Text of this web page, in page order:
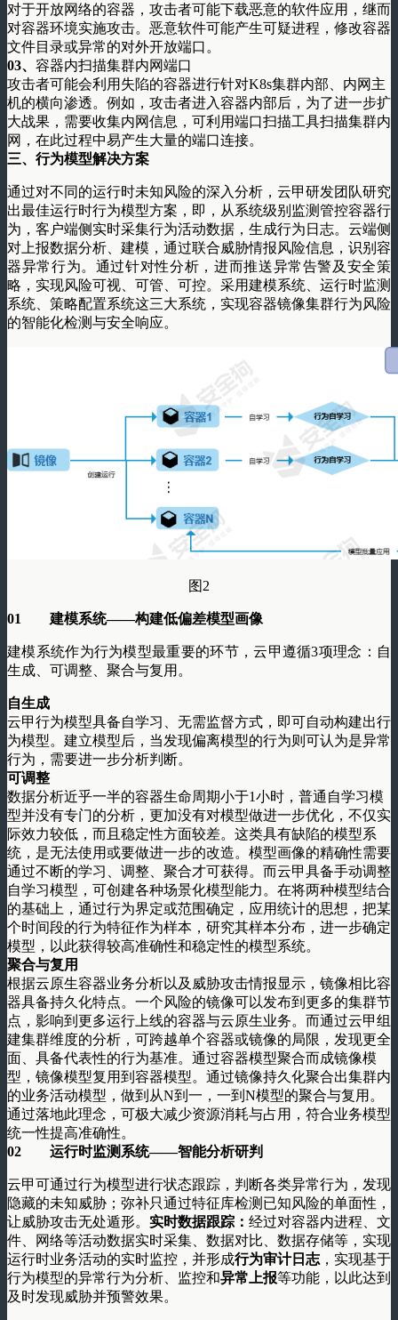
对于开放网络的容器，攻击者可能下载恶意的软件应用，继而
对容器环境实施攻击。恶意软件可能产生可疑进程，修改容器
文件目录或异常的对外开放端口。
03、 容器内扫描集群内网端口
攻击者可能会利用失陷的容器进行针对K8s集群内部、内网主
机的横向渗透。例如，攻击者进入容器内部后，为了进一步扩
大战果，需要收集内网信息，可利用端口扫描工具扫描集群内
网，在此过程中易产生大量的端口连接。
三、 行为模型解决方案
通过对不同的运行时未知风险的深入分析，云甲研发团队研究
出最佳运行时行为模型方案，即，从系统级别监测管控容器行
为，客户端侧实时采集行为活动数据，生成行为日志。云端侧
对上报数据分析、建模，通过联合威胁情报风险信息，识别容
器异常行为。通过针对性分析，进而推送异常告警及安全策
略，实现风险可视、可管、可控。采用建模系统、运行时监测
系统、策略配置系统这三大系统，实现容器镜像集群行为风险
的智能化检测与安全响应。
图2
01 建模系统——构建低偏差模型画像
建模系统作为行为模型最重要的环节，云甲遵循3项理念：自
生成、可调整、聚合与复用。
自生成
云甲行为模型具备自学习、无需监督方式，即可自动构建出行
为模型。建立模型后，当发现偏离模型的行为则可认为是异常
行为，需要进一步分析判断。
可调整
数据分析近乎一半的容器生命周期小于1小时，普通自学习模
型并没有专门的分析，更加没有对模型做进一步优化，不仅实
际效力较低，而且稳定性方面较差。这类具有缺陷的模型系
统，是无法使用或要做进一步的改造。模型画像的精确性需要
通过不断的学习、调整、聚合才可获得。而云甲具备手动调整
自学习模型，可创建各种场景化模型能力。在将两种模型结合
的基础上，通过行为界定或范围确定，应用统计的思想，把某
个时间段的行为特征作为样本，研究其样本分布，进一步确定
模型，以此获得较高准确性和稳定性的模型系统。
聚合与复用
根据云原生容器业务分析以及威胁攻击情报显示，镜像相比容
器具备持久化特点。一个风险的镜像可以发布到更多的集群节
点，影响到更多运行上线的容器与云原生业务。而通过云甲组
建集群维度的分析，可跨越单个容器或镜像的局限，发现更全
面、具备代表性的行为基准。通过容器模型聚合而成镜像模
型，镜像模型复用到容器模型。通过镜像持久化聚合出集群内
的业务活动模型，做到从N到一，一到N模型的聚合与复用。
通过落地此理念，可极大减少资源消耗与占用，符合业务模型
统一性提高准确性。
02
运行时监测系统——智能分析研判
云甲可通过行为模型进行状态跟踪，判断各类异常行为，发现
隐藏的未知威胁；弥补只通过特征库检测已知风险的单面性，
让威胁攻击无处遁形。 实时数据跟踪 ： 经过对容器内进程、文
件、网络等活动数据实时采集、数据对比、数据存储等，实现
运行时业务活动的实时监控，并形成行为审计日志 ，实现基于
行为模型的异常行为分析、监控和异常上报等功能，以此达到
及时发现威胁并预警效果。